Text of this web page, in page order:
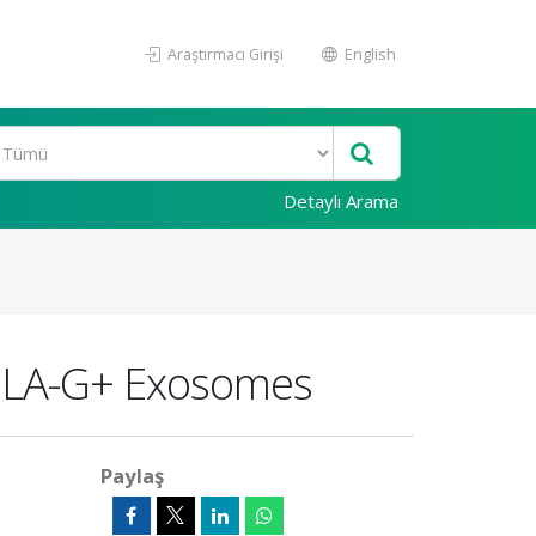
Araştırmacı Girişi English
Detaylı Arama
G+ Exosomes
Paylaş